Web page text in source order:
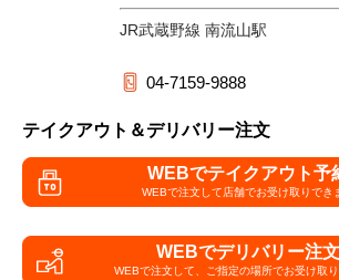
JR武蔵野線 南流山駅
04-7159-9888
テイクアウト＆デリバリー注文
WEBでテイクアウト予
WEBで注文して店舗でお受け取りでき
WEBでデリバリー注文
WEBで注文して、 ご指定の場所でお受け取